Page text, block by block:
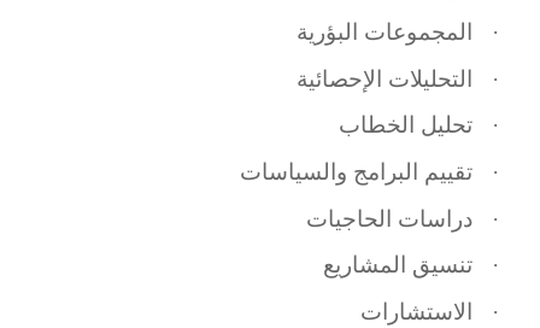
·
المجموعات البؤرية
·
التحليلات الإحصائية
·
تحليل الخطاب
·
تقييم البرامج والسياسات
·
دراسات الحاجيات
·
تنسيق المشاريع
·
الاستشارات